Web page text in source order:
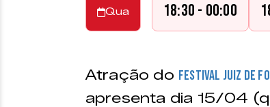
Qua 18:30 - 00:00
Atração do Festival Juiz de
apresenta dia 15/04